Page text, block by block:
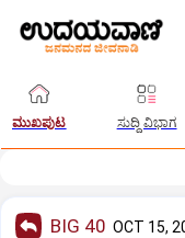
ಮುಖಪುಟ ಸುದ್ದಿ ವಿಭಾಗ
BIG 40 OCT 15,